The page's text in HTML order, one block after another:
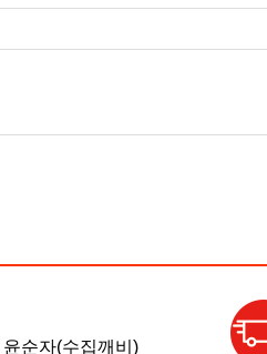
윤순자(수집깨비)